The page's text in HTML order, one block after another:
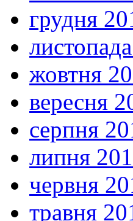
грудня
жовтня
вересня
серпня
липня
червня
травня